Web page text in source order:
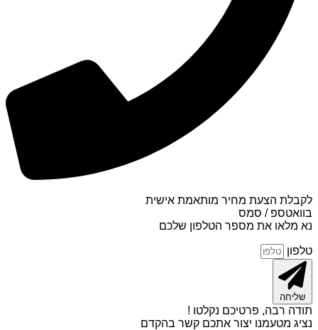
לקבלת הצעת מחיר מותאמת אישית
בוואטספ / סמס
נא מלאו את מספר הטלפון שלכם
טלפון
שליחה
תודה רבה, פרטיכם נקלטו !
נציג מטעמנו יצור אתכם קשר בהקדם